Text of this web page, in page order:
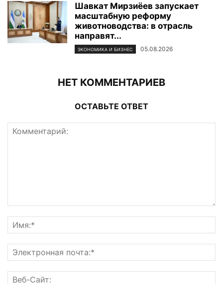
Шавкат Мирзиёев запускает
масштабную реформу
животноводства: в отрасль
направят...
ЭКОНОМИКА И БИЗНЕС 05.08.2026
НЕТ КОММЕНТАРИЕВ
ОСТАВЬТЕ ОТВЕТ